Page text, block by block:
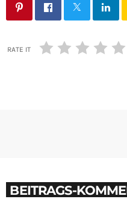
RATE IT
BEITRAGS-